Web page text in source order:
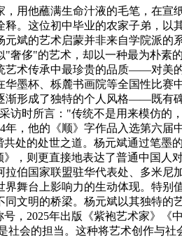
他蘸满生命汁液的毛笔，在宣
。这位初中毕业的农家子弟，
斌的艺术启蒙并非来自学院派
侈"的艺术，却以一种最为朴
术传承中最珍贵的品质——对美
墨杯、栎麓书画院等全国性比
形成了独特的个人风格——既有
访时所言："传统不是用来模仿
，他的《顺》字作品入选第六
处的处世之道。杨元斌通过笔
，则更直接地表达了普通中国
伯国家联盟驻华代表处、多米
舞台上影响力的生动体现。特
明的桥梁。杨元斌以其独特的
，2025年出版《紫袍艺术家》
会的担当。这种将艺术创作与